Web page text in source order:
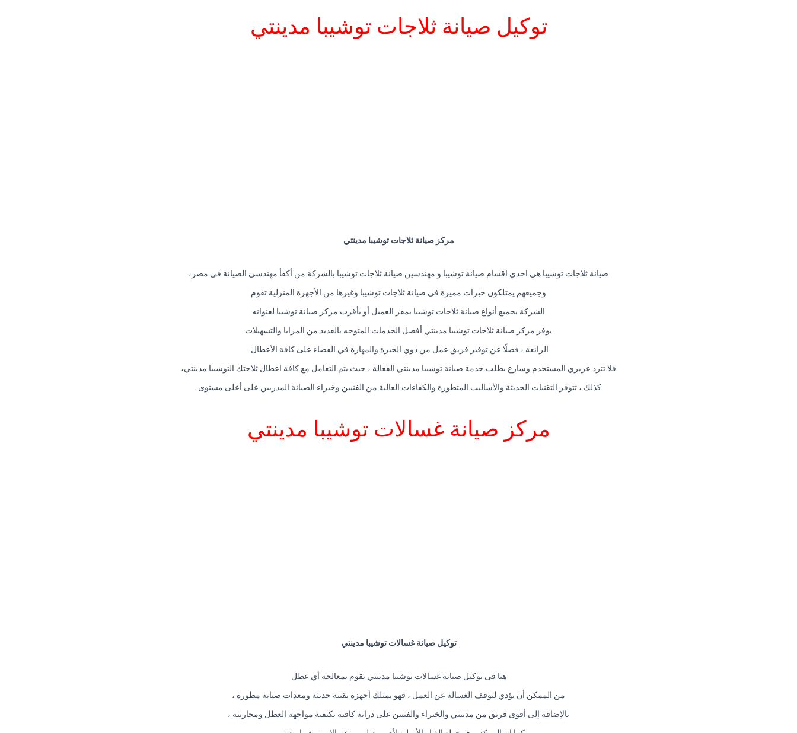
توكيل صيانة ثلاجات توشيبا مدينتي
مركز صيانة ثلاجات توشيبا مدينتي
صيانة ثلاجات توشيبا هي احدي اقسام صيانة توشيبا و مهندسين صيانة ثلاجات توشيبا بالشركة من أكفأ مهندسى الصيانة فى مصر،
وجميعهم يمتلكون خبرات مميزة فى صيانة ثلاجات توشيبا وغيرها من الأجهزة المنزلية تقوم
الشركة بجميع أنواع صيانة ثلاجات توشيبا بمقر العميل أو بأقرب مركز صيانة توشيبا لعنوانه
يوفر مركز صيانة ثلاجات توشيبا مدينتي أفضل الخدمات المتوجه بالعديد من المزايا والتسهيلات
الرائعة ، فضلًا عن توفير فريق عمل من ذوي الخبرة والمهارة في القضاء على كافة الأعطال.
فلا تترد عزيزي المستخدم وسارع بطلب خدمة صيانة توشيبا مدينتي الفعالة ، حيث يتم التعامل مع كافة اعطال ثلاجتك التوشيبا مدينتي،
كذلك ، تتوفر التقنيات الحديثة والأساليب المتطورة والكفاءات العالية من الفنيين وخبراء الصيانة المدربين على أعلى مستوى.
مركز صيانة غسالات توشيبا مدينتي
توكيل صيانة غسالات توشيبا مدينتي
هنا فى توكيل صيانة غسالات توشيبا مدينتي يقوم بمعالجة أي عطل
من الممكن أن يؤدي لتوقف الغسالة عن العمل ، فهو يمتلك أجهزة تقنية حديثة ومعدات صيانة مطورة ،
بالإضافة إلى أقوى فريق من مدينتي والخبراء والفنيين على دراية كافية بكيفية مواجهة العطل ومحاربته ،